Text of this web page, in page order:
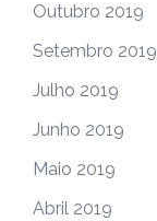
Outubro 2019
Setembro 2019
Julho 2019
Junho 2019
Maio 2019
Abril 2019